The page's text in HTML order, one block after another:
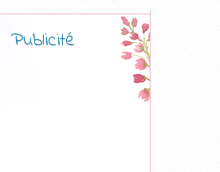
Publicité